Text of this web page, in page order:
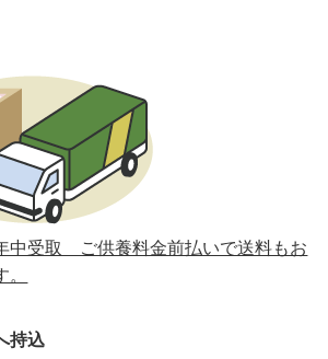
祭
祭 令和元年6月12日(水)
祭 平成31年3月13日(水)
養祭平成30年11月28日(水)
祭平成30年5月23日(水)
祭平成29年6月14日(水)
受取 ご供養料金前払いで送料もお
持込